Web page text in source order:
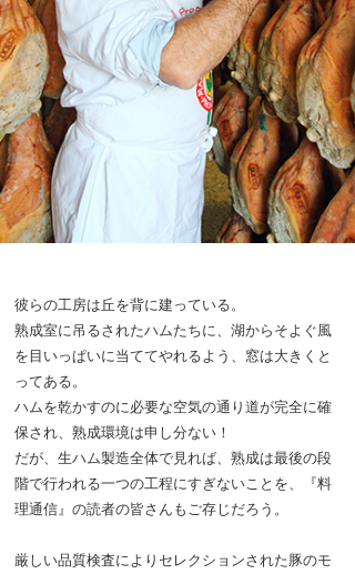
彼らの工房は丘を背に建っている。
熟成室に吊るされたハムたちに、湖からそよぐ風
を目いっぱいに当ててやれるよう、窓は大きくと
ってある。
ハムを乾かすのに必要な空気の通り道が完全に確
保され、熟成環境は申し分ない！
だが、生ハム製造全体で見れば、熟成は最後の段
階で行われる一つの工程にすぎないことを、『料
理通信』の読者の皆さんもご存じだろう。
厳しい品質検査によりセレクションされた豚のモ